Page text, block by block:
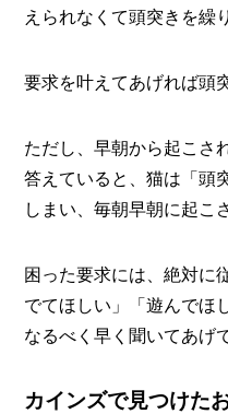
えられなくて頭突きを繰
要求を叶えてあげれば頭
ただし、早朝から起こさ
答えていると、猫は「頭
しまい、毎朝早朝に起こ
困った要求には、絶対に
でてほしい」「遊んでほ
なるべく早く聞いてあげ
カインズで見つけた